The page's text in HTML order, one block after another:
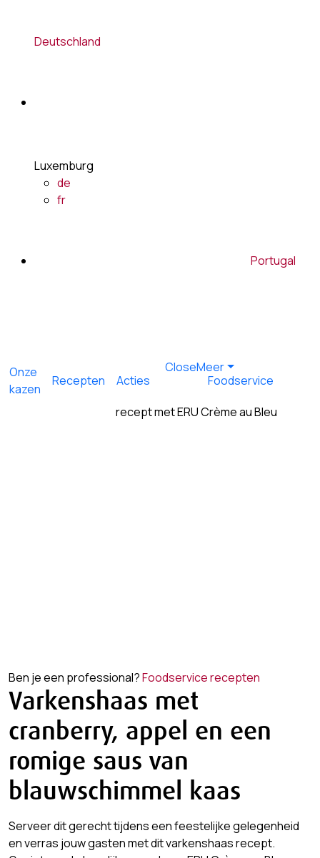
Deutschland
Luxemburg
de
fr
Portugal
Onze
kazen
Recepten Acties
CloseMeer
Foodservice
recept metERU Crème au Bleu
Ben je een professional?Foodservice recepten
Varkenshaas met
cranberry, appel en een
romige saus van
blauwschimmel kaas
Serveer dit gerecht tijdens een feestelijke gelegenheid
en verras jouw gasten met dit varkenshaas recept.